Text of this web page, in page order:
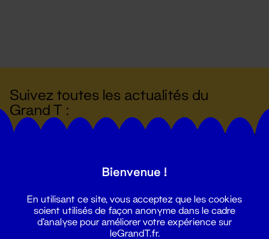
Suivez toutes les actualités du
Grand T :
Bienvenue !
En utilisant ce site, vous acceptez que les cookies
soient utilisés de façon anonyme dans le cadre
d'analyse pour améliorer votre expérience sur
leGrandT.fr.